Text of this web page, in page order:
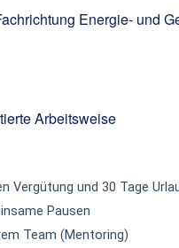
Energie- und
Arbeitsweise
Vergütung und 30 Tage
Pausen
Team (Mentoring)